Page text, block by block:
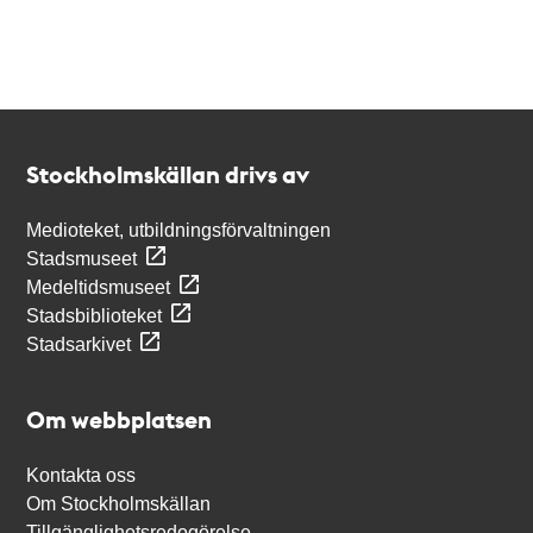
Stockholmskällan drivs av
Medioteket, utbildningsförvaltningen
Stadsmuseet
Medeltidsmuseet
Stadsbiblioteket
Stadsarkivet
Om webbplatsen
Kontakta oss
Om Stockholmskällan